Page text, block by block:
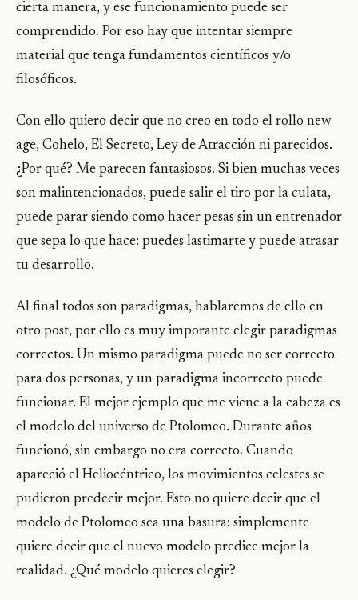
cierta manera, y ese funcionamiento puede ser
comprendido. Por eso hay que intentar siempre
material que tenga fundamentos científicos y/o
filosóficos.
Con ello quiero decir que no creo en todo el rollo new
age, Cohelo, El Secreto, Ley de Atracción ni parecidos.
¿Por qué? Me parecen fantasiosos. Si bien muchas veces
son malintencionados, puede salir el tiro por la culata,
puede parar siendo como hacer pesas sin un entrenador
que sepa lo que hace: puedes lastimarte y puede atrasar
tu desarrollo.
Al final todos son paradigmas, hablaremos de ello en
otro post, por ello es muy imporante elegir paradigmas
correctos. Un mismo paradigma puede no ser correcto
para dos personas, y un paradigma incorrecto puede
funcionar. El mejor ejemplo que me viene a la cabeza es
el modelo del universo de Ptolomeo. Durante años
funcionó, sin embargo no era correcto. Cuando
apareció el Heliocéntrico, los movimientos celestes se
pudieron predecir mejor. Esto no quiere decir que el
modelo de Ptolomeo sea una basura: simplemente
quiere decir que el nuevo modelo predice mejor la
realidad. ¿Qué modelo quieres elegir?